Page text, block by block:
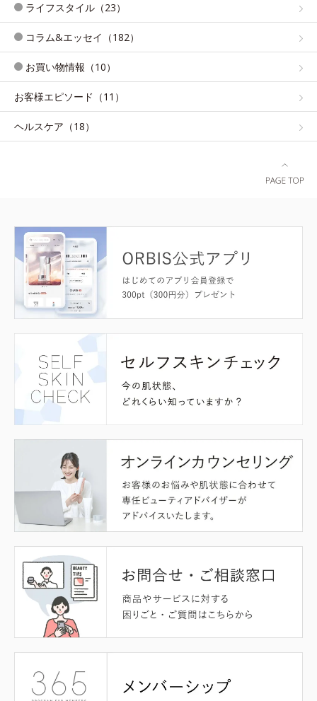
ライフスタイル（23）
コラム&エッセイ（182）
お買い物情報（10）
お客様エピソード（11）
ヘルスケア（18）